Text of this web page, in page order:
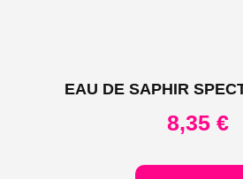
EAU DE SAPHIR
8,35 €